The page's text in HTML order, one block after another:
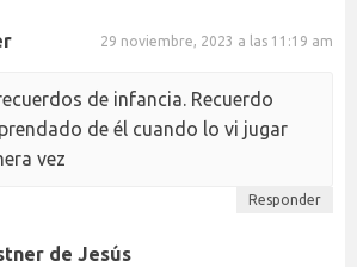
29 noviembre, 2023 a las 11:19 am
de infancia. Recuerdo
de él cuando lo vi jugar
vez
Responder
de Jesús